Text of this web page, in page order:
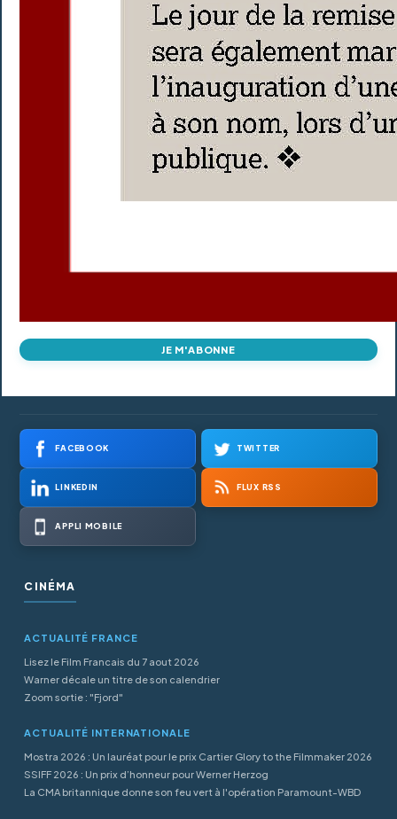
JE M'ABONNE
FACEBOOK TWITTER
LINKEDIN FLUX RSS
APPLI MOBILE
CINÉMA
ACTUALITÉ FRANCE
Lisez le Film Francais du 7 aout 2026
Warner décale un titre de son calendrier
Zoom sortie : "Fjord"
ACTUALITÉ INTERNATIONALE
Mostra 2026 : Un lauréat pour le prix Cartier Glory to the Filmmaker 2026
SSIFF 2026 : Un prix d’honneur pour Werner Herzog
La CMA britannique donne son feu vert à l'opération Paramount-WBD